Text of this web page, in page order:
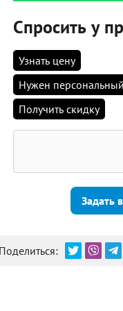
Спросить у
Узнать цену
Нужен
Получить скидку
Задать